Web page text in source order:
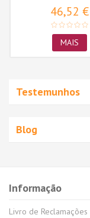
46,52 €
MAIS
Testemunhos
Blog
Informação
Livro de Reclamações